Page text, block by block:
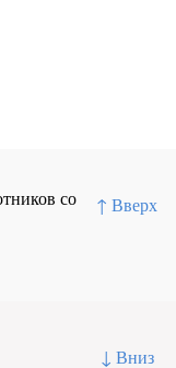
↑ Вверх
↓ Вниз
со